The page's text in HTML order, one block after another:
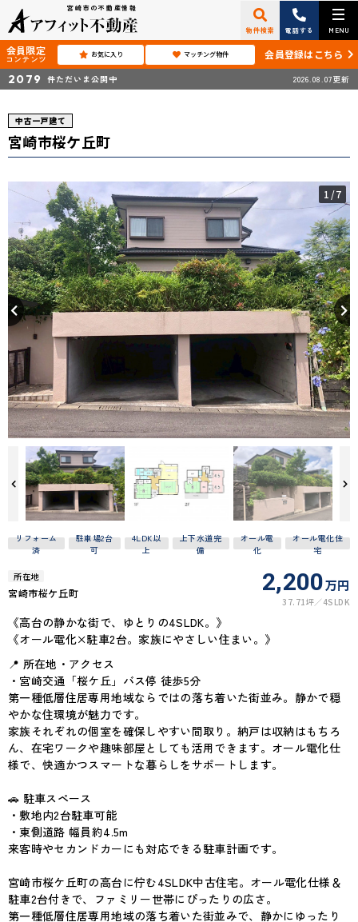
宮崎市の不動産情報
物件検索 電話する MENU
会員限定
コンテンツ お気に入り マッチング物件 会員登録はこちら
2079 件ただいま公開中 2026.08.07更新
中古一戸建て
宮崎市桜ケ丘町
1 /7
リフォーム
済
駐車場2台
可
4LDK以
上
上下水道完
備
オール電
化
オール電化住
宅
所在地
宮崎市桜ケ丘町 2,200万円
37.71坪 4SLDK
《高台の静かな街で、ゆとりの4SLDK。》
《オール電化×駐車2台。家族にやさしい住まい。》
📍 所在地・アクセス
・宮崎交通「桜ケ丘」バス停 徒歩5分
第一種低層住居専用地域ならではの落ち着いた街並み。静かで穏
やかな住環境が魅力です。
家族それぞれの個室を確保しやすい間取り。納戸は収納はもちろ
ん、在宅ワークや趣味部屋としても活用できます。オール電化仕
様で、快適かつスマートな暮らしをサポートします。
🚗 駐車スペース
・敷地内2台駐車可能
・東側道路 幅員約4.5m
来客時やセカンドカーにも対応できる駐車計画です。
宮崎市桜ケ丘町の高台に佇む4SLDK中古住宅。オール電化仕様＆
駐車2台付きで、ファミリー世帯にぴったりの広さ。
第一種低層住居専用地域の落ち着いた街並みで、静かにゆったり